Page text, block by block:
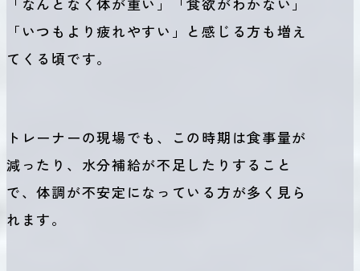
「いつもより疲れやすい」と感じる方も増え
てくる頃です。
トレーナーの現場でも、この時期は食事量が
減ったり、水分補給が不足したりすること
で、体調が不安定になっている方が多く見ら
れます。